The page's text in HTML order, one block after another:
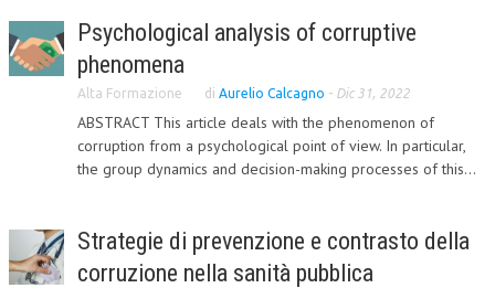
DIRITTO
DIRITTO PENALE D’IMPRESA
DIRITTO DEL LAVORO
DIRITTO DEL WEB
DIRITTO DELLE IMPRESE IN CRISI
SICUREZZA SUL LAVORO
Psychological analysis of corruptive
phenomena
Alta Formazione di Aurelio Calcagno - Dic 31, 2022
ABSTRACT This article deals with the phenomenon of
corruption from a psychological point of view. In particular,
the group dynamics and decision-making processes of this...
Strategie di prevenzione e contrasto della
corruzione nella sanità pubblica